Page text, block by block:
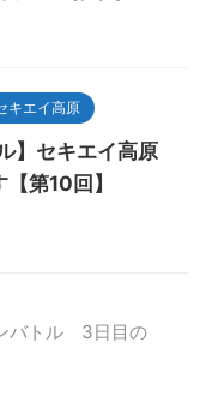
キエイ高原
】セキエイ高原
第10回】
バトル 3日目の